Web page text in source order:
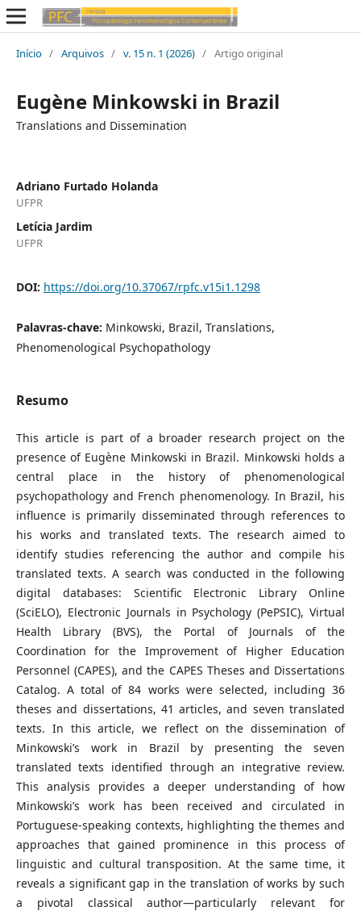
Início / Arquivos / v. 15 n. 1 (2026) / Artigo original
Eugène Minkowski in Brazil
Translations and Dissemination
Adriano Furtado Holanda
UFPR
Letícia Jardim
UFPR
DOI: https://doi.org/10.37067/rpfc.v15i1.1298
Palavras-chave: Minkowski, Brazil, Translations,
Phenomenological Psychopathology
Resumo
This article is part of a broader research project on the
presence of Eugène Minkowski in Brazil. Minkowski holds a
central place in the history of phenomenological
psychopathology and French phenomenology. In Brazil, his
influence is primarily disseminated through references to
his works and translated texts. The research aimed to
identify studies referencing the author and compile his
translated texts. A search was conducted in the following
digital databases: Scientific Electronic Library Online
(SciELO), Electronic Journals in Psychology (PePSIC), Virtual
Health Library (BVS), the Portal of Journals of the
Coordination for the Improvement of Higher Education
Personnel (CAPES), and the CAPES Theses and Dissertations
Catalog. A total of 84 works were selected, including 36
theses and dissertations, 41 articles, and seven translated
texts. In this article, we reflect on the dissemination of
Minkowski’s work in Brazil by presenting the seven
translated texts identified through an integrative review.
This analysis provides a deeper understanding of how
Minkowski’s work has been received and circulated in
Portuguese-speaking contexts, highlighting the themes and
approaches that gained prominence in this process of
linguistic and cultural transposition. At the same time, it
reveals a significant gap in the translation of works by such
a pivotal classical author—particularly relevant for